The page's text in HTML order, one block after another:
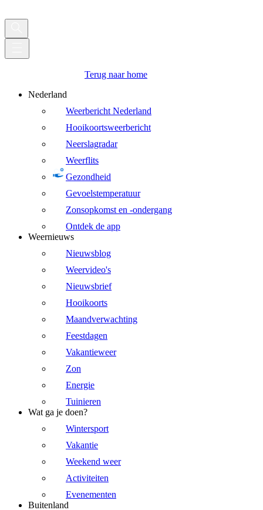
Terug naar home
Nederland
Weerbericht Nederland
Hooikoortsweerbericht
Neerslagradar
Weerflits
Gezondheid
Gevoelstemperatuur
Zonsopkomst en -ondergang
Ontdek de app
Weernieuws
Nieuwsblog
Weervideo's
Nieuwsbrief
Hooikoorts
Maandverwachting
Feestdagen
Vakantieweer
Zon
Energie
Tuinieren
Wat ga je doen?
Wintersport
Vakantie
Weekend weer
Activiteiten
Evenementen
Buitenland